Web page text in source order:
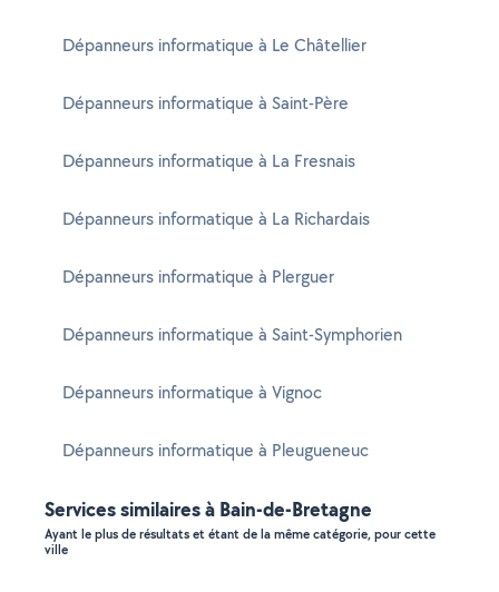
Dépanneurs informatique à Le Châtellier
Dépanneurs informatique à Saint-Père
Dépanneurs informatique à La Fresnais
Dépanneurs informatique à La Richardais
Dépanneurs informatique à Plerguer
Dépanneurs informatique à Saint-Symphorien
Dépanneurs informatique à Vignoc
Dépanneurs informatique à Pleugueneuc
Services similaires à Bain-de-Bretagne
Ayant le plus de résultats et étant de la même catégorie, pour cette
ville